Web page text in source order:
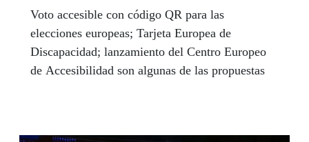
Voto accesible con código QR para las
elecciones europeas; Tarjeta Europea de
Discapacidad; lanzamiento del Centro Europeo
de Accesibilidad son algunas de las propuestas